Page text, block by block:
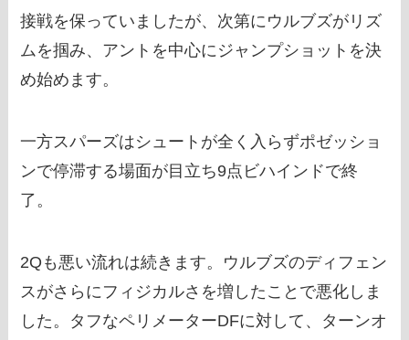
接戦を保っていましたが、次第にウルブズがリズ
ムを掴み、アントを中心にジャンプショットを決
め始めます。
一方スパーズはシュートが全く入らずポゼッショ
ンで停滞する場面が目立ち9点ビハインドで終
了。
2Qも悪い流れは続きます。ウルブズのディフェン
スがさらにフィジカルさを増したことで悪化しま
した。タフなペリメーターDFに対して、ターンオ